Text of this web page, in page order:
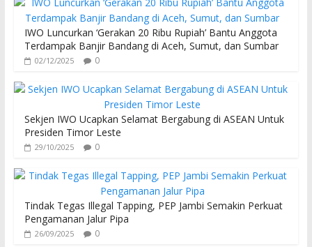
IWO Luncurkan ‘Gerakan 20 Ribu Rupiah’ Bantu Anggota
Terdampak Banjir Bandang di Aceh, Sumut, dan Sumbar
02/12/2025 0
Sekjen IWO Ucapkan Selamat Bergabung di ASEAN Untuk
Presiden Timor Leste
29/10/2025 0
Tindak Tegas Illegal Tapping, PEP Jambi Semakin Perkuat
Pengamanan Jalur Pipa
26/09/2025 0